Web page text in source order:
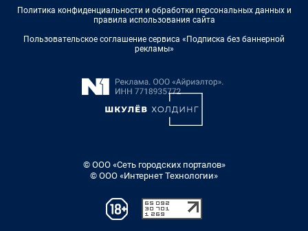
Политика конфиденциальности и обработки персональных данных и
правила использования сайта
Пользовательское соглашение сервиса «Подписка без баннерной
рекламы»
© ООО «Сеть городских порталов»
© ООО «Интернет Технологии»